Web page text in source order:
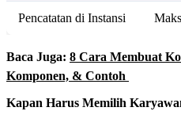
Pencatatan di Instansi
Baca Juga: 8 Cara Membuat
Komponen, & Contoh
Kapan Harus Memilih